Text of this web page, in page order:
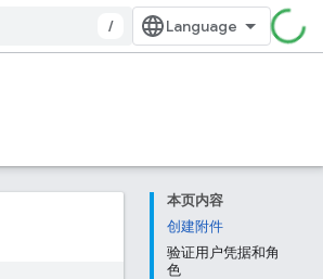
/
本页内容
创建附件
验证用户凭据和角
色